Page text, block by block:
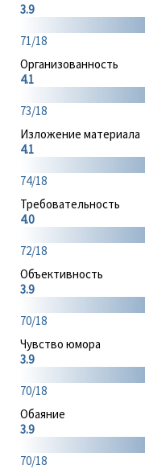
3.9
71/18
Организованность
4.1
73/18
Изложение материала
4.1
74/18
Требовательность
4.0
72/18
Объективность
3.9
70/18
Чувство юмора
3.9
70/18
Обаяние
3.9
70/18